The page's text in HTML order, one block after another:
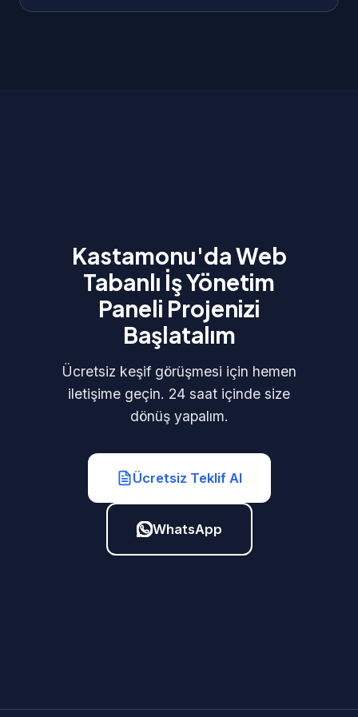
Kastamonu'da Web
Tabanlı İş Yönetim
Paneli Projenizi
Başlatalım
Ücretsiz keşif görüşmesi için hemen
iletişime geçin. 24 saat içinde size
dönüş yapalım.
Ücretsiz Teklif Al
WhatsApp